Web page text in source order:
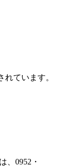
れています。
、0952・